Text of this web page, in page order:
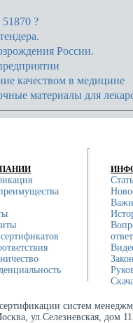
?
России.
качеством в медицине
материалы для
систем
ул.Селезневская, дом